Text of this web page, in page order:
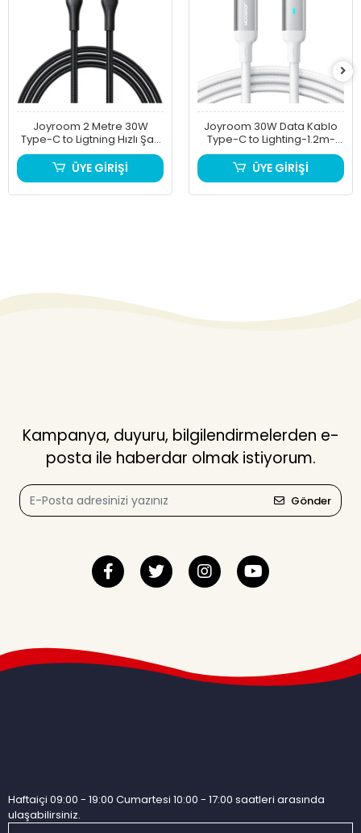
Joyroom 2 Metre 30W
Type-C to Ligtning Hızlı Şarj
Kablosu S-A28TL2
ÜYE GİRİŞİ
Joyroom 30W Data Kablo
Type-C to Lighting-1.2m-
Beyaz
ÜYE GİRİŞİ
Kampanya, duyuru, bilgilendirmelerden e-
posta ile haberdar olmak istiyorum.
Gönder
Haftaiçi 09:00 - 19:00 Cumartesi 10:00 - 17:00 saatleri arasında
ulaşabilirsiniz.